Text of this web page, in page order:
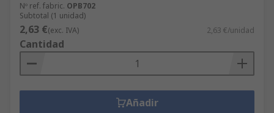
Nº ref. fabric. OPB702
Subtotal (1 unidad)
2,63 €(exc. IVA) 2,63 €/unidad
Cantidad
Añadir